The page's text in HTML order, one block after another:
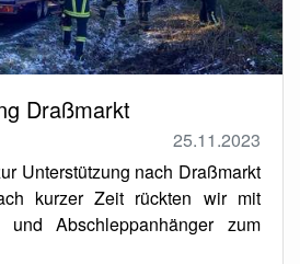
Draßmarkt
25.11.2023
Unterstützung nach Draßmarkt
kurzer Zeit rückten wir mit
und Abschleppanhänger zum